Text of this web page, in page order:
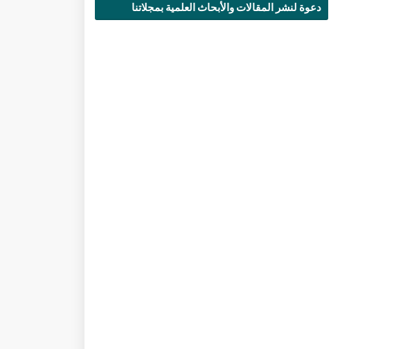
دعوة لنشر المقالات والأبحاث العلمية بمجلاتنا